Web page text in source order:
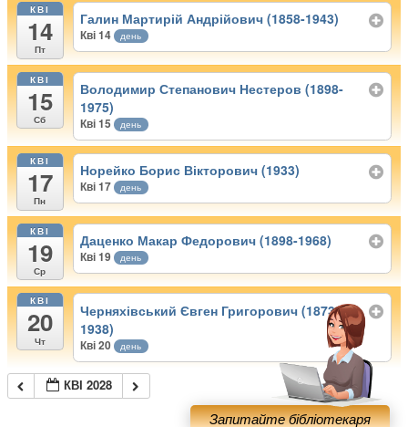
КВІ
14
Пт
Галин Мартирій Андрійович (1858-1943)
Кві 14 день
КВІ
15
Сб
Володимир Степанович Нестеров (1898-
1975)
Кві 15 день
КВІ
17
Пн
Норейко Борис Вікторович (1933)
Кві 17 день
КВІ
19
Ср
Даценко Макар Федорович (1898-1968)
Кві 19 день
КВІ
20
Чт
Черняхівський Євген Григорович (1873-
1938)
Кві 20 день
КВІ 2028